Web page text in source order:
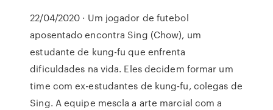
22/04/2020 · Um jogador de futebol
aposentado encontra Sing (Chow), um
estudante de kung-fu que enfrenta
dificuldades na vida. Eles decidem formar um
time com ex-estudantes de kung-fu, colegas de
Sing. A equipe mescla a arte marcial com a